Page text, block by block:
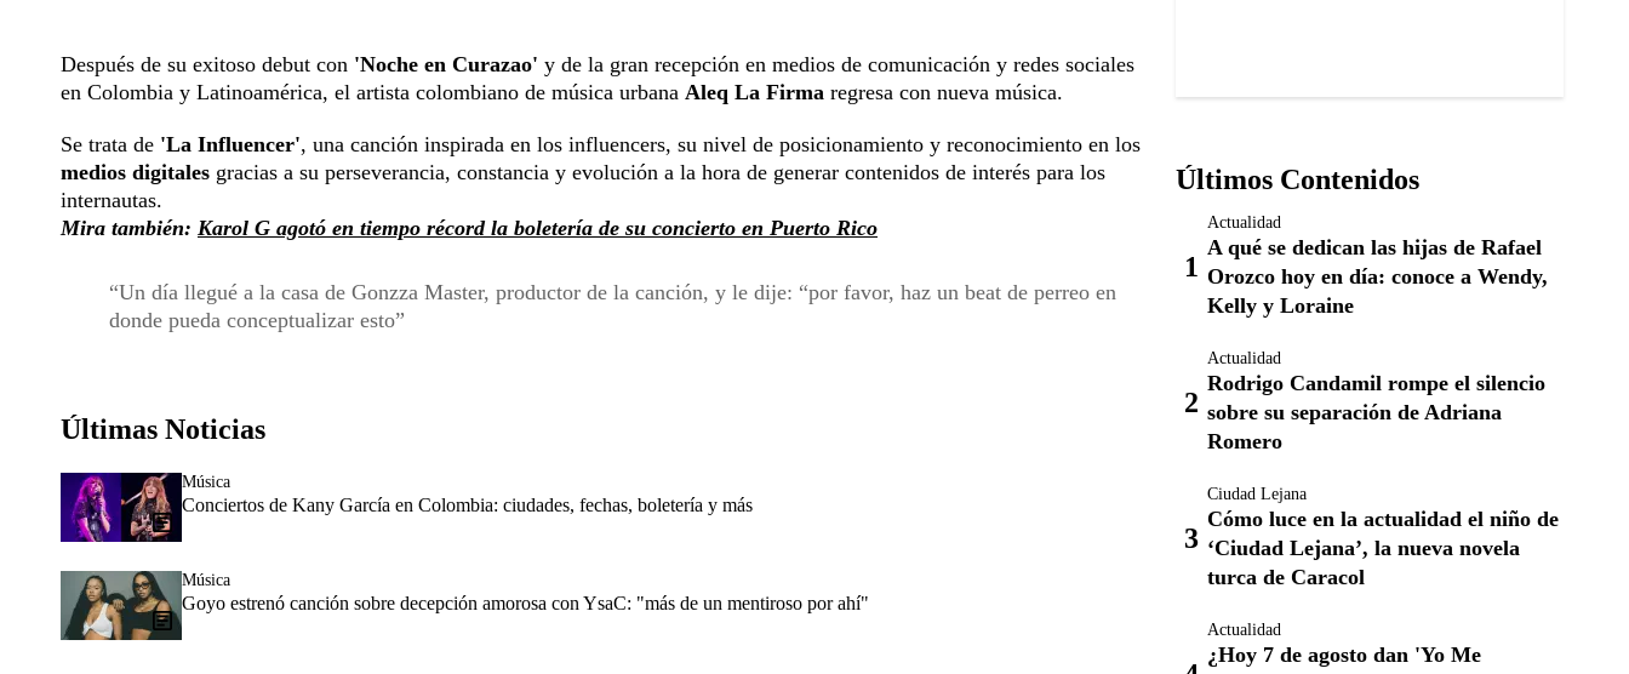
Después de su exitoso debut con 'Noche en Curazao' y de la gran recepción en medios de comunicación y redes sociales
en Colombia y Latinoamérica, el artista colombiano de música urbana Aleq La Firma regresa con nueva música.
Se trata de 'La Influencer', una canción inspirada en los influencers, su nivel de posicionamiento y reconocimiento en los
medios digitales gracias a su perseverancia, constancia y evolución a la hora de generar contenidos de interés para los
internautas.
Mira también: Karol G agotó en tiempo récord la boletería de su concierto en Puerto Rico
Un día llegué a la casa de Gonzza Master, productor de la canción, y le dije: “por favor, haz un beat de perreo en
donde pueda conceptualizar esto
Últimas Noticias
Música
Conciertos de Kany García en Colombia: ciudades, fechas, boletería y más
Música
Goyo estrenó canción sobre decepción amorosa con YsaC: "más de un mentiroso por ahí"
Últimos Contenidos
Actualidad
A qué se dedican las hijas de Rafael
Orozco hoy en día: conoce a Wendy,
Kelly y Loraine
Actualidad
Rodrigo Candamil rompe el silencio
sobre su separación de Adriana
Romero
Ciudad Lejana
Cómo luce en la actualidad el niño de
‘Ciudad Lejana’, la nueva novela
turca de Caracol
Actualidad
¿Hoy 7 de agosto dan 'Yo Me